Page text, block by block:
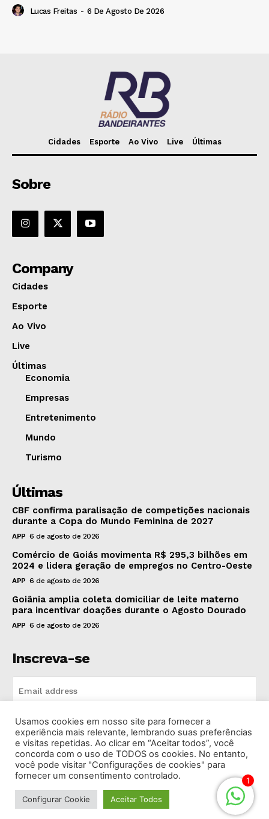
Lucas Freitas - 6 De Agosto De 2026
Cidades Esporte Ao Vivo Live Últimas
Sobre
Company
Cidades
Esporte
Ao Vivo
Live
Últimas
Economia
Empresas
Entretenimento
Mundo
Turismo
Últimas
CBF confirma paralisação de competições nacionais
durante a Copa do Mundo Feminina de 2027
APP 6 de agosto de 2026
Comércio de Goiás movimenta R$ 295,3 bilhões em
2024 e lidera geração de empregos no Centro-Oeste
APP 6 de agosto de 2026
Goiânia amplia coleta domiciliar de leite materno
para incentivar doações durante o Agosto Dourado
APP 6 de agosto de 2026
Inscreva-se
INSCREVA-SE
I've read and accept the Privacy Policy.
© 2026 Rádio Bandeirantes Goiânia. Todos os Direitos
Reservados.
1
Usamos cookies em nosso site para fornecer a
experiência mais relevante, lembrando suas preferências
e visitas repetidas. Ao clicar em “Aceitar todos”, você
concorda com o uso de TODOS os cookies. No entanto,
você pode visitar "Configurações de cookies" para
fornecer um consentimento controlado.
Configurar Cookie Aceitar Todos